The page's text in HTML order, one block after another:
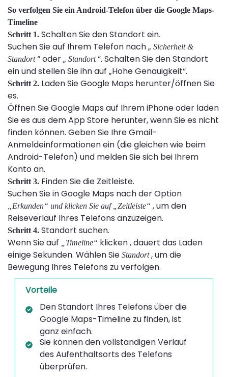
So verfolgen Sie ein Android-Telefon über die Google Maps-
Timeline
Schritt 1. Schalten Sie den Standort ein.
Suchen Sie auf Ihrem Telefon nach „ Sicherheit &
Standort“ oder „ Standort“. Schalten Sie den Standort
ein und stellen Sie ihn auf „Hohe Genauigkeit“.
Schritt 2. Laden Sie Google Maps herunter/öffnen Sie
es.
Öffnen Sie Google Maps auf Ihrem iPhone oder laden
Sie es aus dem App Store herunter, wenn Sie es nicht
finden können. Geben Sie Ihre Gmail-
Anmeldeinformationen ein (die gleichen wie beim
Android-Telefon) und melden Sie sich bei Ihrem
Konto an.
Schritt 3. Finden Sie die Zeitleiste.
Suchen Sie in Google Maps nach der Option
„Erkunden“ und klicken Sie auf „Zeitleiste“ , um den
Reiseverlauf Ihres Telefons anzuzeigen.
Schritt 4. Standort suchen.
Wenn Sie auf
„Timeline“ klicken , dauert das Laden
einige Sekunden. Wählen Sie Standort, um die
Bewegung Ihres Telefons zu verfolgen.
Vorteile
Den Standort Ihres Telefons über die
Google Maps-Timeline zu finden, ist
ganz einfach.
Sie können den vollständigen Verlauf
des Aufenthaltsorts des Telefons
überprüfen.